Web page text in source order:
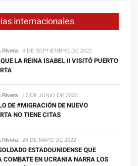
internacionales
Rivera 8 DE SEPTIEMBRE DE 2022
LA REINA ISABEL II VISITÓ PUERTO
Rivera 17 DE JUNIO DE 2022
DE #MIGRACIÓN DE NUEVO
NO TIENE CITAS
Rivera 24 DE MAYO DE 2022
ESTADOUNIDENSE QUE
COMBATE EN UCRANIA NARRA LOS